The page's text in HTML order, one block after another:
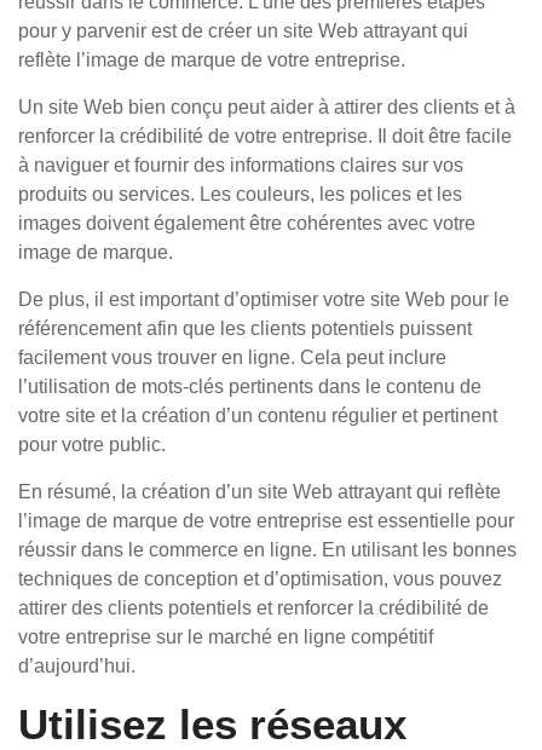
pour y parvenir est de créer un site Web attrayant qui
reflète l’image de marque de votre entreprise.
Un site Web bien conçu peut aider à attirer des clients et à
renforcer la crédibilité de votre entreprise. Il doit être facile
à naviguer et fournir des informations claires sur vos
produits ou services. Les couleurs, les polices et les
images doivent également être cohérentes avec votre
image de marque.
De plus, il est important d’optimiser votre site Web pour le
référencement afin que les clients potentiels puissent
facilement vous trouver en ligne. Cela peut inclure
l’utilisation de mots-clés pertinents dans le contenu de
votre site et la création d’un contenu régulier et pertinent
pour votre public.
En résumé, la création d’un site Web attrayant qui reflète
l’image de marque de votre entreprise est essentielle pour
réussir dans le commerce en ligne. En utilisant les bonnes
techniques de conception et d’optimisation, vous pouvez
attirer des clients potentiels et renforcer la crédibilité de
votre entreprise sur le marché en ligne compétitif
d’aujourd’hui.
Utilisez les réseaux